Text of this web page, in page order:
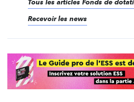
Tous les articles Fonds de
Recevoir les news